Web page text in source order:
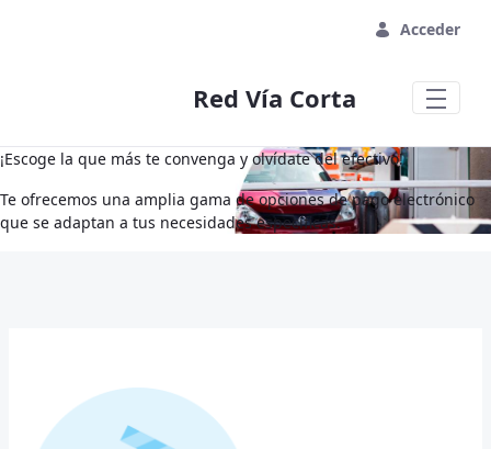
Acceder
Red Vía Corta
¡Escoge la que más te convenga y olvídate del efectivo!
Te ofrecemos una amplia gama de opciones de pago electrónico
que se adaptan a tus necesidades específicas.